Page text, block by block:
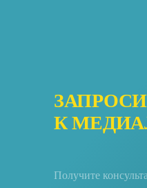
К
Получите